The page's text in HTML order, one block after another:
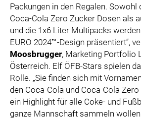
Packungen in den Regalen. Sowohl
Coca-Cola Zero Zucker Dosen als
und die 1x6 Liter Multipacks
EURO 2024™-Design präsentiert“,
Moosbrugger, Marketing Portfolio
Österreich. Elf ÖFB-Stars spielen
Rolle. „Sie finden sich mit
den Coca-Cola und Coca-Cola
ein Highlight für alle Coke- und
ganze Mannschaft sammeln